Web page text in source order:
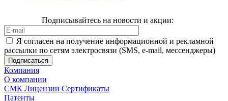
Подписывайтесь на новости и акции:
Я согласен на получение информационной и рекламной
рассылки по сетям электросвязи (SMS, e-mail, мессенджеры)
Компания
О компании
СМК Лицензии Сертификаты
Патенты